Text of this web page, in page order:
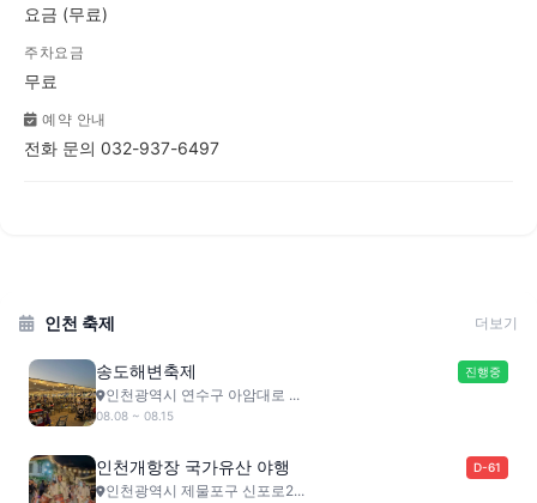
요금 (무료)
주차요금
무료
예약 안내
전화 문의 032-937-6497
인천 축제 더보기
송도해변축제 진행중
인천광역시 연수구 아암대로 ...
08.08 ~ 08.15
인천개항장 국가유산 야행 D-61
인천광역시 제물포구 신포로2...